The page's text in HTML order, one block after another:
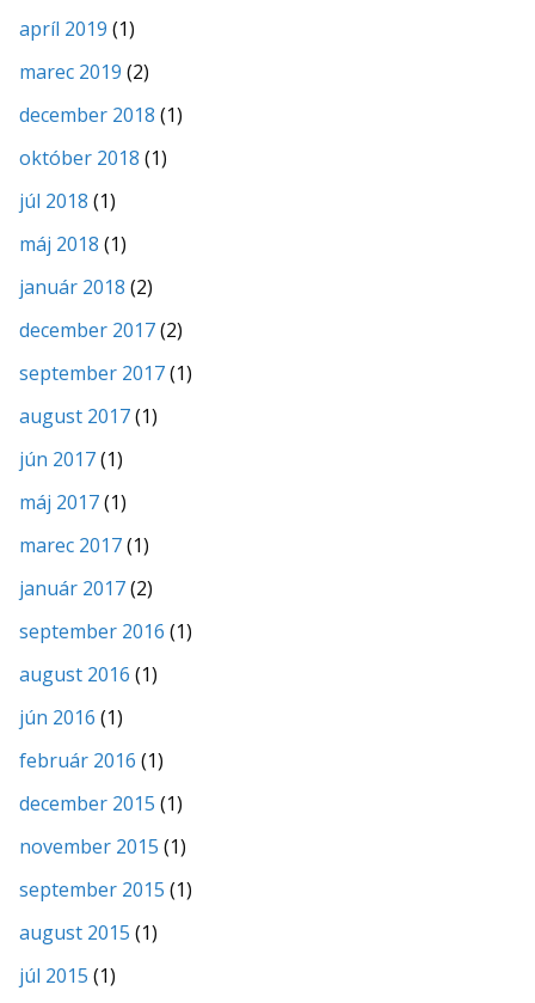
apríl 2019 (1)
marec 2019 (2)
december 2018 (1)
október 2018 (1)
júl 2018 (1)
máj 2018 (1)
január 2018 (2)
december 2017(2)
september 2017(1)
august 2017(1)
jún 2017(1)
máj 2017(1)
marec 2017(1)
január 2017(2)
september 2016 (1)
august 2016 (1)
jún 2016 (1)
február 2016 (1)
december 2015 (1)
november 2015 (1)
september 2015 (1)
august 2015 (1)
júl 2015 (1)